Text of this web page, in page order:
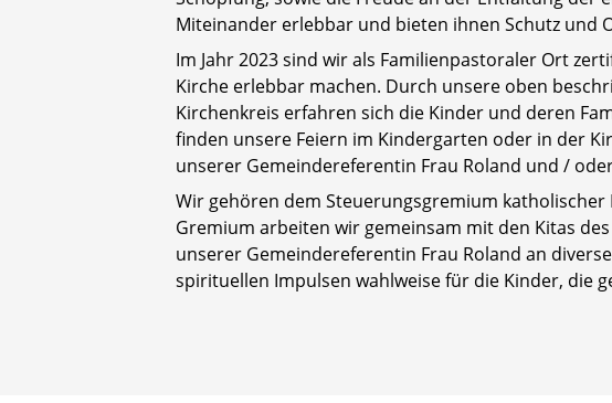
Miteinander erlebbar und bieten ihnen Schutz und
Im Jahr 2023 sind wir als Familienpastoraler Ort
Kirche erlebbar machen. Durch unsere oben
Kirchenkreis erfahren sich die Kinder und deren
finden unsere Feiern im Kindergarten oder in der
unserer Gemeindereferentin Frau Roland und /
Wir gehören dem Steuerungsgremium
Gremium arbeiten wir gemeinsam mit den Kitas
unserer Gemeindereferentin Frau Roland an
spirituellen Impulsen wahlweise für die Kinder, die